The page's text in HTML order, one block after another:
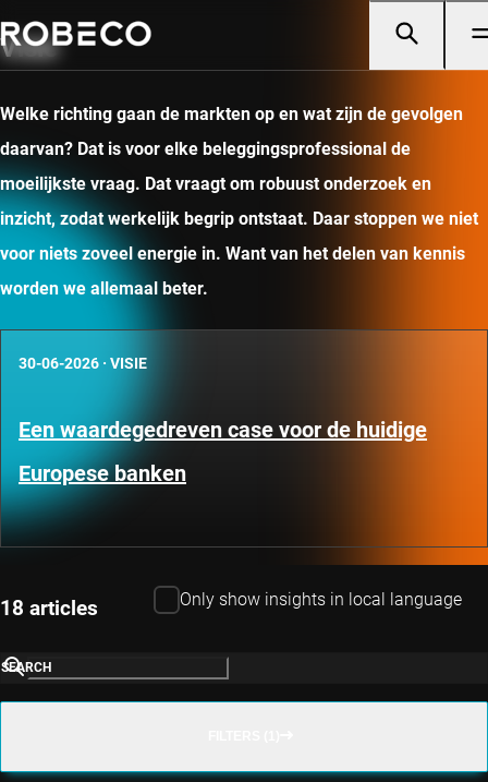
Visie
Welke richting gaan de markten op en wat zijn de gevolgen
daarvan? Dat is voor elke beleggingsprofessional de
moeilijkste vraag. Dat vraagt om robuust onderzoek en
inzicht, zodat werkelijk begrip ontstaat. Daar stoppen we niet
voor niets zoveel energie in. Want van het delen van kennis
worden we allemaal beter.
30-06-2026 · VISIE
Een waardegedreven case voor de huidige
Europese banken
18 articles Only show insights in local language
SEARCH